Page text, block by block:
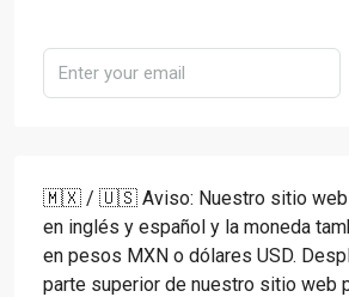
🇲🇽 / 🇺🇸 Aviso: Nuestro sitio web
en inglés y español y la moneda
en pesos MXN o dólares USD.
parte superior de nuestro sitio web